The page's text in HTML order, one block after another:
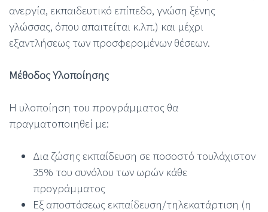
ανεργία, εκπαιδευτικό επίπεδο, γνώση ξένης
γλώσσας, όπου απαιτείται κ.λπ.) και μέχρι
εξαντλήσεως των προσφερομένων θέσεων.
Μέθοδος Υλοποίησης
Η υλοποίηση του προγράμματος θα
πραγματοποιηθεί με:
Δια ζώσης εκπαίδευση σε ποσοστό τουλάχιστον
35% του συνόλου των ωρών κάθε
προγράμματος
Εξ αποστάσεως εκπαίδευση/τηλεκατάρτιση (η